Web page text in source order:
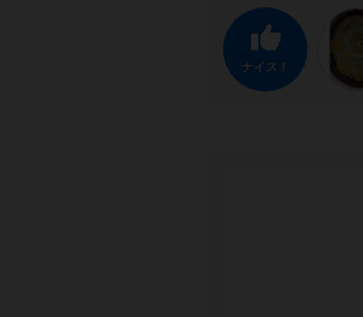
ナイス！